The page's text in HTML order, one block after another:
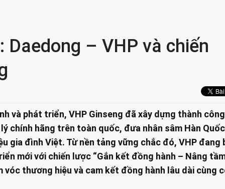
– VHP và chiến
và phát triển, VHP Ginseng đã xây dựng thành
chính hãng trên toàn quốc, đưa nhân sâm Hàn
gia đình Việt. Từ nền tảng vững chắc đó, VHP đang
mới với chiến lược “Gắn kết đồng hành – Nâng
vóc thương hiệu và cam kết đồng hành lâu dài cùng